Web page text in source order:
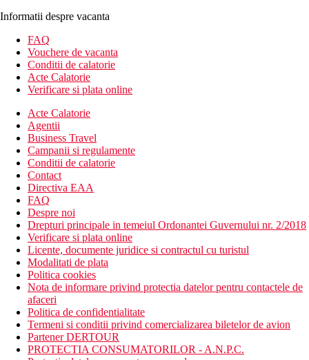
Informatii despre vacanta
FAQ
Vouchere de vacanta
Conditii de calatorie
Acte Calatorie
Verificare si plata online
Acte Calatorie
Agentii
Business Travel
Campanii si regulamente
Conditii de calatorie
Contact
Directiva EAA
FAQ
Despre noi
Drepturi principale in temeiul Ordonantei Guvernului nr. 2/2018
Verificare si plata online
Licente, documente juridice si contractul cu turistul
Modalitati de plata
Politica cookies
Nota de informare privind protectia datelor pentru contactele de
afaceri
Politica de confidentialitate
Termeni si conditii privind comercializarea biletelor de avion
Partener DERTOUR
PROTECTIA CONSUMATORILOR - A.N.P.C.